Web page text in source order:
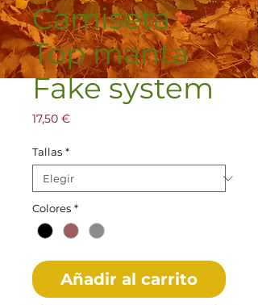
Camiseta
Top manta
Fake system
17,50 €Precio
Tallas *
Colores *
Añadir al carrito